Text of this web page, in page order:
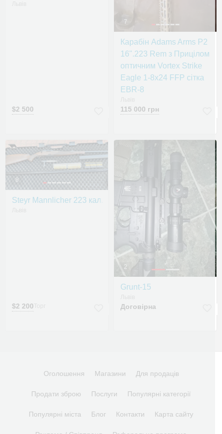
$2 500
7
Карабін Adams Arms P2
16".223 Rem з Прицілом
оптичним Vortex Strike
Eagle 1-8x24 FFP сітка
EBR-8
115 000 грн
8
Steyr Mannlicher 223 кал.
$2 200
2
Grunt-15
Договірна
Оголошення Магазини Для продаців
Продати зброю Послуги Популярні категорії
Популярні міста Блог Контакти Карта сайту